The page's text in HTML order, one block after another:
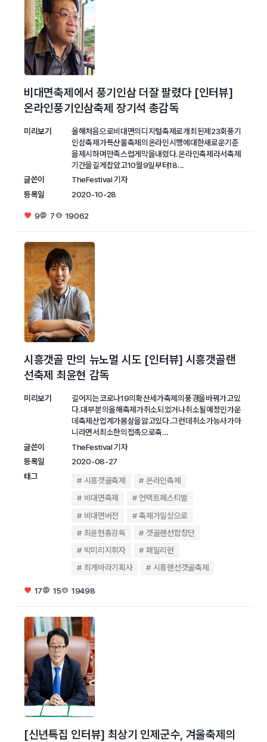
비대면축제에서 풍기인삼 더잘 팔렸다 [인터뷰]
온라인풍기인삼축제 장기석 총감독
미리보기
올해처음으로비대면의디지털축제로개최된제23회풍기
인삼축제가특산물축제의온라인시행에대한새로운기준
을제시하며만족스럽게막을내렸다.온라인축제라서축제
기간을길게잡았고10월9일부터18...
글쓴이
TheFestival 기자
등록일
2020-10-28
9 7 19062
시흥갯골 만의 뉴노멀 시도 [인터뷰] 시흥갯골랜
선축제 최윤현 감독
미리보기
길어지는코로나19의확산세가축제의풍경을바꿔가고있
다.대부분의올해축제가취소되었거나취소될예정인가운
데축제산업계가몸살을앓고있다.그런데취소가능사가아
니라면서최소한의접촉으로축...
글쓴이
TheFestival 기자
등록일
2020-08-27
태그
시흥갯골축제
온라인축제
비대면축제
언택트페스티벌
비대면버전
축제가일상으로
최윤현총감독
갯골랜선합창단
박미리지휘자
패밀리런
최게바라기획사
시흥랜선갯골축제
17 15 19498
[신년특집 인터뷰] 최상기 인제군수, 겨울축제의